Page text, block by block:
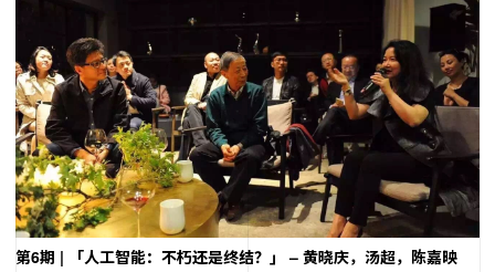
第6期 | 「人工智能：不朽还是终结？」 – 黄晓庆，汤超，陈嘉映